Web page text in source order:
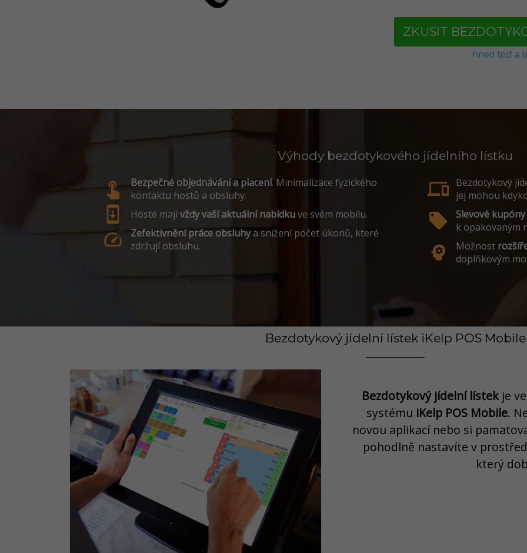
ZKUSIT
hned teď a
Výhody bezdotykového jídelního lístku
touch_app Bezpečné objednávání a placení. Minimalizace fyzického
kontaktu hostů a obsluhy.
system_update Hosté majívždy vaší aktuální nabídkuve svém mobilu.
speed Zefektivnění práce obsluhya snížení počet úkonů, které
zdržují obsluhu.
devices Bezdotykový
jej mohou
local_offer
Slevové
k opakovaným
psychology Možnost
doplňkovým
Bezdotykový jídelní lístek iKelp POS Mobile
Bezdotykový jídelní lístekje
systému iKelp POS Mobile.
novou aplikací nebo si
pohodlně nastavíte v
který